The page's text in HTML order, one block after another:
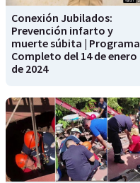
Conexión Jubilados:
Prevención infarto y
muerte súbita | Programa
Completo del 14 de enero
de 2024